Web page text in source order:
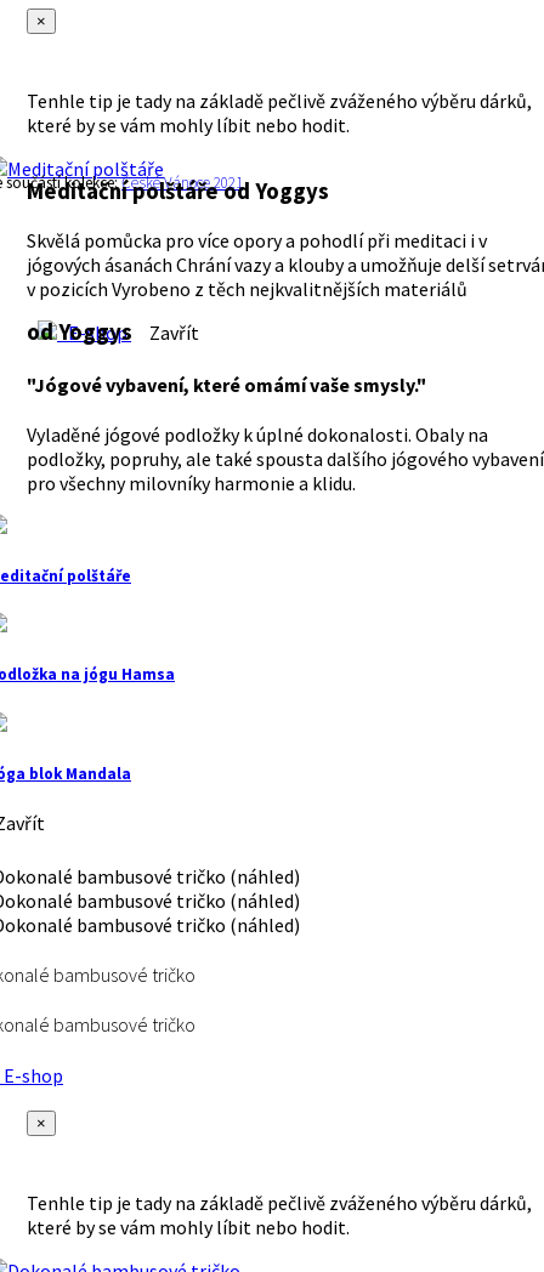
×
Tenhle tip je tady na základě pečlivě zváženého výběru dárků,
které by se vám mohly líbit nebo hodit.
součástí kolekce:České Vánoce 2021
Meditační polštářeod Yoggys
Skvělá pomůcka pro více opory a pohodlí při meditaci i v
jógových ásanách Chrání vazy a klouby a umožňuje delší
v pozicích Vyrobeno z těch nejkvalitnějších materiálů
E-shop
Zavřít
od Yoggys
"Jógové vybavení, které omámí vaše smysly."
Vyladěné jógové podložky k úplné dokonalosti. Obaly na
podložky, popruhy, ale také spousta dalšího jógového vybavení
pro všechny milovníky harmonie a klidu.
polštáře
na jógu Hamsa
blok Mandala
bambusové tričko
bambusové tričko
shop
×
Tenhle tip je tady na základě pečlivě zváženého výběru dárků,
které by se vám mohly líbit nebo hodit.